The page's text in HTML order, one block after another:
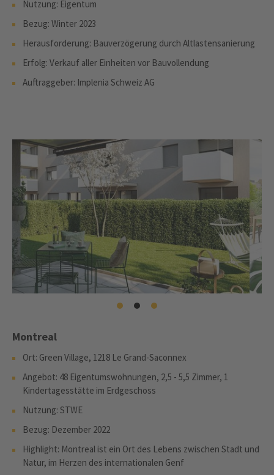
Nutzung: Eigentum
Bezug: Winter 2023
Herausforderung: Bauverzögerung durch Altlastensanierung
Erfolg: Verkauf aller Einheiten vor Bauvollendung
Auftraggeber: Implenia Schweiz AG
Montreal
Ort: Green Village, 1218 Le Grand-Saconnex
Angebot: 48 Eigentumswohnungen, 2,5 - 5,5 Zimmer, 1
Kindertagesstätte im Erdgeschoss
Nutzung: STWE
Bezug: Dezember 2022
Highlight: Montreal ist ein Ort des Lebens zwischen Stadt und
Natur, im Herzen des internationalen Genf